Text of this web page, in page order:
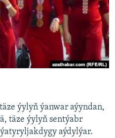
ýylyň ýanwar aýyndan,
täze ýylyň sentýabr
aýdylýar.